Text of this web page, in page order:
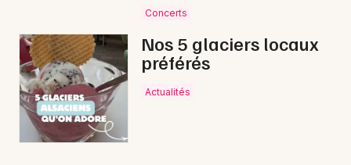
Restaurants
Concerts
Nos 5 glaciers locaux
préférés
Actualités